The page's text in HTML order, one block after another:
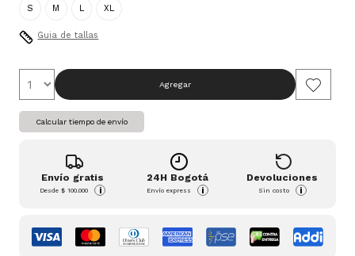
S M L XL
Guia de tallas
Agregar
Calcular tiempo de envío
Envío gratis
Desde$ 100.000 i
24H Bogotá
Envío express i
Devoluciones
Sin costo i